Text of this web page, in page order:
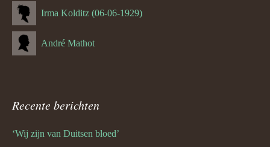
Irma Kolditz (06-06-1929)
André Mathot
Recente berichten
‘Wij zijn van Duitsen bloed’